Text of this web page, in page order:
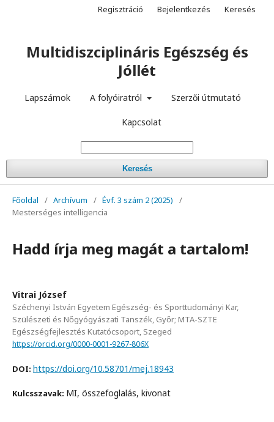
Multidiszciplináris Egészség és
Jóllét
Lapszámok A folyóiratról Szerzői útmutató
Kapcsolat
Keresés
Regisztráció Bejelentkezés Keresés
Főoldal / Archívum / Évf. 3 szám 2 (2025)
/
Mesterséges intelligencia
Hadd írja meg magát a tartalom!
Vitrai József
Széchenyi István Egyetem Egészség- és Sporttudományi Kar,
Szülészeti és Nőgyógyászati Tanszék, Győr; MTA-SZTE
Egészségfejlesztés Kutatócsoport, Szeged
https://orcid.org/0000-0001-9267-806X
DOI: https://doi.org/10.58701/mej.18943
Kulcsszavak: MI, összefoglalás, kivonat